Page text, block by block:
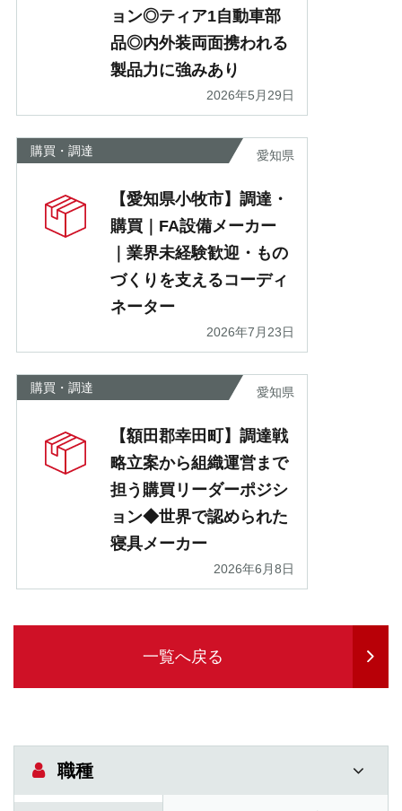
ョン◎ティア1自動車部
品◎内外装両面携われる
製品力に強みあり
2026年5月29日
購買・調達 愛知県
【愛知県小牧市】調達・
購買｜FA設備メーカー
｜業界未経験歓迎・もの
づくりを支えるコーディ
ネーター
2026年7月23日
購買・調達 愛知県
【額田郡幸田町】調達戦
略立案から組織運営まで
担う購買リーダーポジシ
ョン◆世界で認められた
寝具メーカー
2026年6月8日
一覧へ戻る
職種